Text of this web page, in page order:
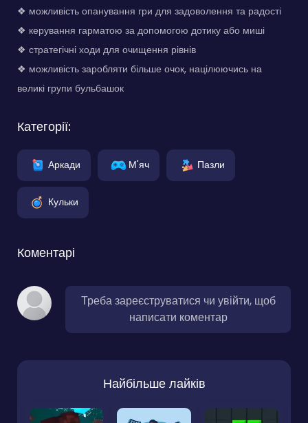
❖ можливість опанування гри для задоволення та радості
❖ керування гарматою за допомогою дотику або миші
❖ стратегічні ходи для очищення рівнів
❖ можливість заробляти більше очок, націлюючись на
великі групи бульбашок
Категорії:
Аркади М'яч Пазли
Кульки
Коментарі
Треба зареєструватися чи увійти, щоб
написати коментар
Найбільше лайків